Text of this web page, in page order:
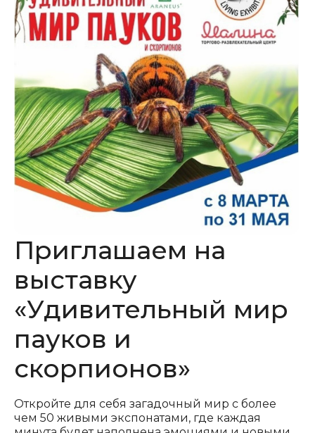
Приглашаем на
выставку
«Удивительный мир
пауков и
скорпионов»
Откройте для себя загадочный мир с более
чем 50 живыми экспонатами, где каждая